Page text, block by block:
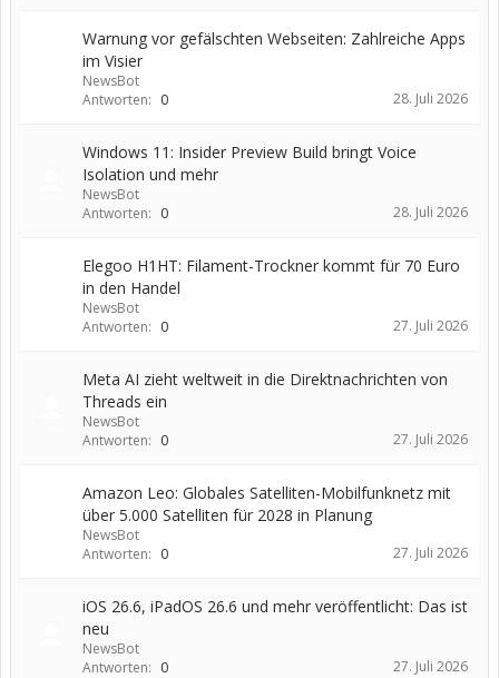
Warnung vor gefälschten Webseiten: Zahlreiche Apps
im Visier
NewsBot
Antworten: 0 28. Juli 2026
Windows 11: Insider Preview Build bringt Voice
Isolation und mehr
NewsBot
Antworten: 0 28. Juli 2026
Elegoo H1HT: Filament-Trockner kommt für 70 Euro
in den Handel
NewsBot
Antworten: 0 27. Juli 2026
Meta AI zieht weltweit in die Direktnachrichten von
Threads ein
NewsBot
Antworten: 0 27. Juli 2026
Amazon Leo: Globales Satelliten-Mobilfunknetz mit
über 5.000 Satelliten für 2028 in Planung
NewsBot
Antworten: 0 27. Juli 2026
iOS 26.6, iPadOS 26.6 und mehr veröffentlicht: Das ist
neu
NewsBot
Antworten: 0 27. Juli 2026